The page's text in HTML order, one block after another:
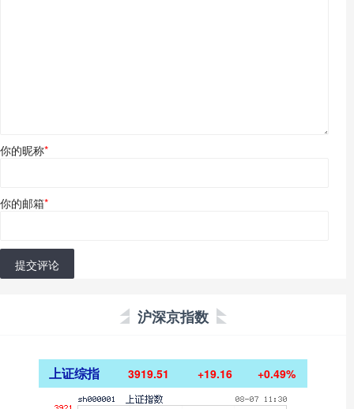
你的昵称*
你的邮箱*
提交评论
沪深京指数
上证综指 3919.51 +19.16 +0.49%